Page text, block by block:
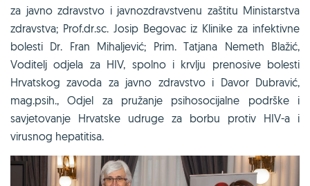
za javno zdravstvo i javnozdravstvenu zaštitu Ministarstva
zdravstva; Prof.dr.sc. Josip Begovac iz Klinike za infektivne
bolesti Dr. Fran Mihaljević; Prim. Tatjana Nemeth Blažić,
Voditelj odjela za HIV, spolno i krvlju prenosive bolesti
Hrvatskog zavoda za javno zdravstvo i Davor Dubravić,
mag.psih., Odjel za pružanje psihosocijalne podrške i
savjetovanje Hrvatske udruge za borbu protiv HIV-a i
virusnog hepatitisa.